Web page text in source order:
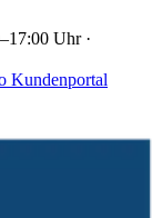
Uhr ·
Kundenportal